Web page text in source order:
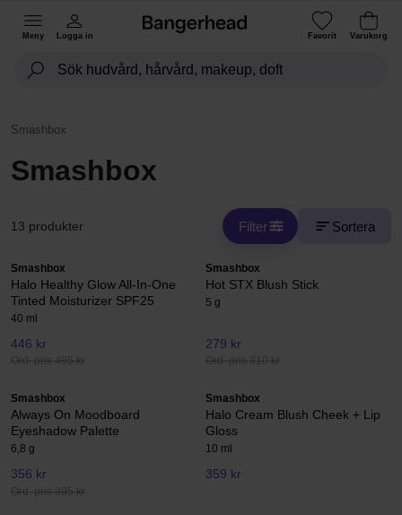
Meny Logga in Favorit Varukorg
Smashbox
Smashbox
13 produkter Filter Sortera
Smashbox
Halo Healthy Glow All-In-One
Tinted Moisturizer SPF25
40 ml
446 kr
Ord. pris 495 kr
Smashbox
Hot STX Blush Stick
5 g
279 kr
Ord. pris 310 kr
Smashbox
Always On Moodboard
Eyeshadow Palette
6,8 g
356 kr
Ord. pris 395 kr
Smashbox
Halo Cream Blush Cheek + Lip
Gloss
10 ml
359 kr